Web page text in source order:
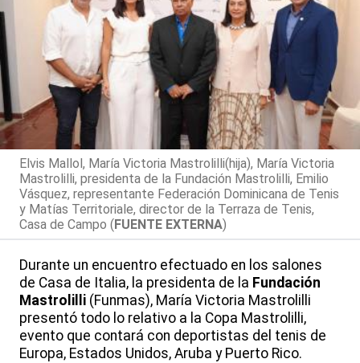
Elvis Mallol, María Victoria Mastrolilli(hija), María Victoria
Mastrolilli, presidenta de la Fundación Mastrolilli, Emilio
Vásquez, representante Federación Dominicana de Tenis
y Matías Territoriale, director de la Terraza de Tenis,
Casa de Campo (FUENTE EXTERNA)
Durante un encuentro efectuado en los salones
de Casa de Italia, la presidenta de la Fundación
Mastrolilli (Funmas), María Victoria Mastrolilli
presentó todo lo relativo a la Copa Mastrolilli,
evento que contará con deportistas del tenis de
Europa, Estados Unidos, Aruba y Puerto Rico.